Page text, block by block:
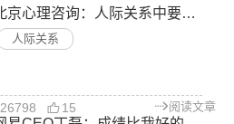
北京心理咨询：人际关系中要注意什么？
人际关系
26798 15 阅读文章